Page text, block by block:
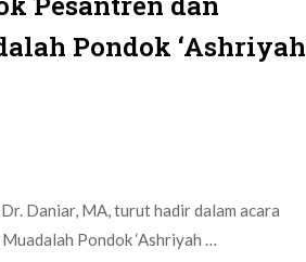
Pondok ‘Ashriyah
Daniar, MA, turut hadir dalam acara
Pondok ‘Ashriyah …